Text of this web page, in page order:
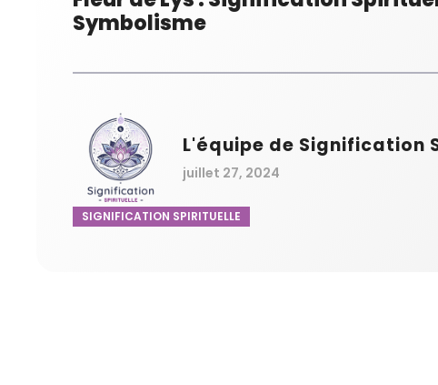
Symbolisme
L'équipe de Signification
juillet 27, 2024
SIGNIFICATION SPIRITUELLE